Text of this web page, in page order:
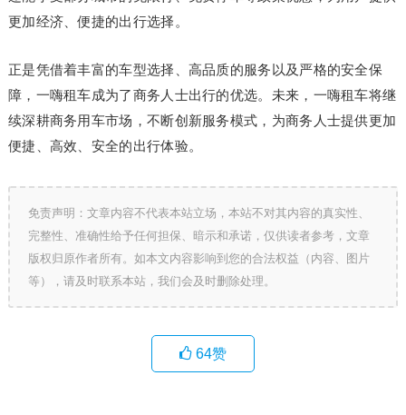
更加经济、便捷的出行选择。
正是凭借着丰富的车型选择、高品质的服务以及严格的安全保
障，一嗨租车成为了商务人士出行的优选。未来，一嗨租车将继
续深耕商务用车市场，不断创新服务模式，为商务人士提供更加
便捷、高效、安全的出行体验。
免责声明：文章内容不代表本站立场，本站不对其内容的真实性、
完整性、准确性给予任何担保、暗示和承诺，仅供读者参考，文章
版权归原作者所有。如本文内容影响到您的合法权益（内容、图片
等），请及时联系本站，我们会及时删除处理。
64赞